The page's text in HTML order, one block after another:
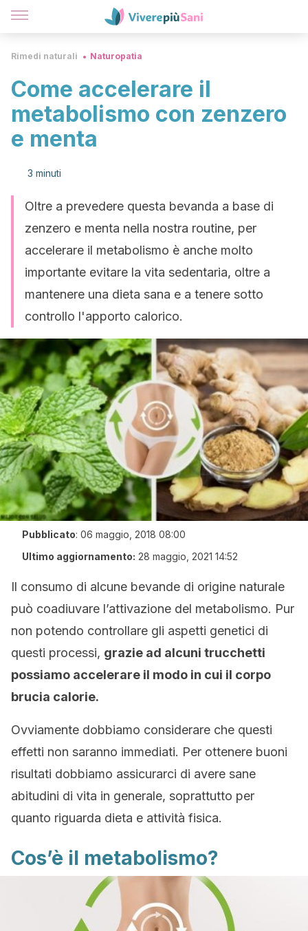
Rimedi naturali Naturopatia
Come accelerare il
metabolismo con zenzero
e menta
3 minuti
Oltre a prevedere questa bevanda a base di
zenzero e menta nella nostra routine, per
accelerare il metabolismo è anche molto
importante evitare la vita sedentaria, oltre a
mantenere una dieta sana e a tenere sotto
controllo l'apporto calorico.
Pubblicato: 06 maggio, 2018 08:00
Ultimo aggiornamento: 28 maggio, 2021 14:52
Il consumo di alcune bevande di origine naturale
può coadiuvare l’attivazione del metabolismo. Pur
non potendo controllare gli aspetti genetici di
questi processi, grazie ad alcuni trucchetti
possiamo accelerare il modo in cui il corpo
brucia calorie.
Ovviamente dobbiamo considerare che questi
effetti non saranno immediati. Per ottenere buoni
risultati dobbiamo assicurarci di avere sane
abitudini di vita in generale, soprattutto per
quanto riguarda dieta e attività fisica.
Cos’è il metabolismo?